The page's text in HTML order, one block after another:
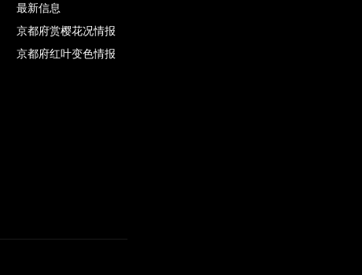
最新信息
京都府赏樱花况情报
京都府红叶变色情报